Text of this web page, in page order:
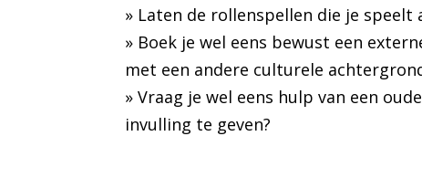
» Laten de rollenspellen die je speelt
» Boek je wel eens bewust een
met een andere culturele
» Vraag je wel eens hulp van een
invulling te geven?